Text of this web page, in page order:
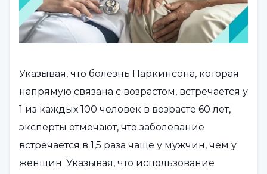
Указывая, что болезнь Паркинсона, которая
напрямую связана с возрастом, встречается у
1 из каждых 100 человек в возрасте 60 лет,
эксперты отмечают, что заболевание
встречается в 1,5 раза чаще у мужчин, чем у
женщин. Указывая, что использование